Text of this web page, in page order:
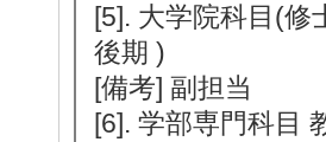
[5]. 大学院科目(修
後期 )
[備考] 副担当
[6]. 学部専門科目